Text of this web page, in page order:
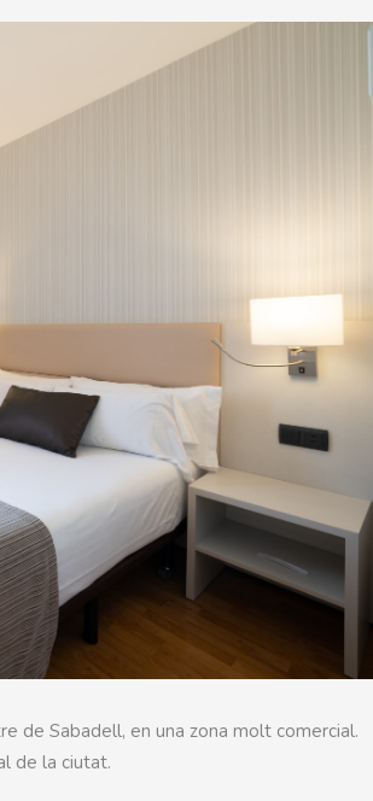
de Sabadell, en una zona molt comercial.
de la ciutat.